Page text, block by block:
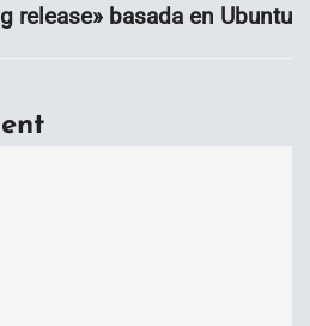
release» basada en Ubuntu